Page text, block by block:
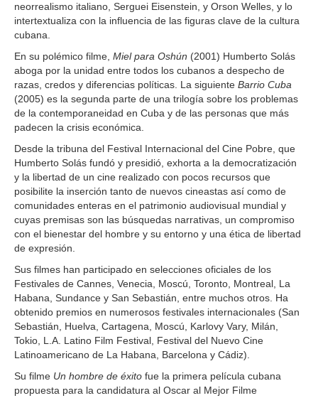
neorrealismo italiano, Serguei Eisenstein, y Orson Welles, y lo
intertextualiza con la influencia de las figuras clave de la cultura
cubana.
En su polémico filme, Miel para Oshún (2001) Humberto Solás
aboga por la unidad entre todos los cubanos a despecho de
razas, credos y diferencias políticas. La siguiente Barrio Cuba
(2005) es la segunda parte de una trilogía sobre los problemas
de la contemporaneidad en Cuba y de las personas que más
padecen la crisis económica.
Desde la tribuna del Festival Internacional del Cine Pobre, que
Humberto Solás fundó y presidió, exhorta a la democratización
y la libertad de un cine realizado con pocos recursos que
posibilite la inserción tanto de nuevos cineastas así como de
comunidades enteras en el patrimonio audiovisual mundial y
cuyas premisas son las búsquedas narrativas, un compromiso
con el bienestar del hombre y su entorno y una ética de libertad
de expresión.
Sus filmes han participado en selecciones oficiales de los
Festivales de Cannes, Venecia, Moscú, Toronto, Montreal, La
Habana, Sundance y San Sebastián, entre muchos otros. Ha
obtenido premios en numerosos festivales internacionales (San
Sebastián, Huelva, Cartagena, Moscú, Karlovy Vary, Milán,
Tokio, L.A. Latino Film Festival, Festival del Nuevo Cine
Latinoamericano de La Habana, Barcelona y Cádiz).
Su filme Un hombre de éxito fue la primera película cubana
propuesta para la candidatura al Oscar al Mejor Filme